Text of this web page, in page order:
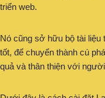
triển web.
Nó cũng sở hữu bộ tài
tốt, để chuyển thành cú
quả và thân thiện với